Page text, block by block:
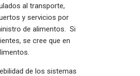
al transporte,
y servicios por
de alimentos. Si
se cree que en
de los sistemas